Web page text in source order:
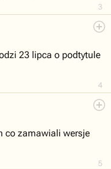
3
4
23 lipca o podtytule
5
co zamawiali wersje